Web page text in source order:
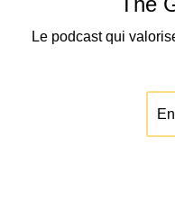
Le podcast qui